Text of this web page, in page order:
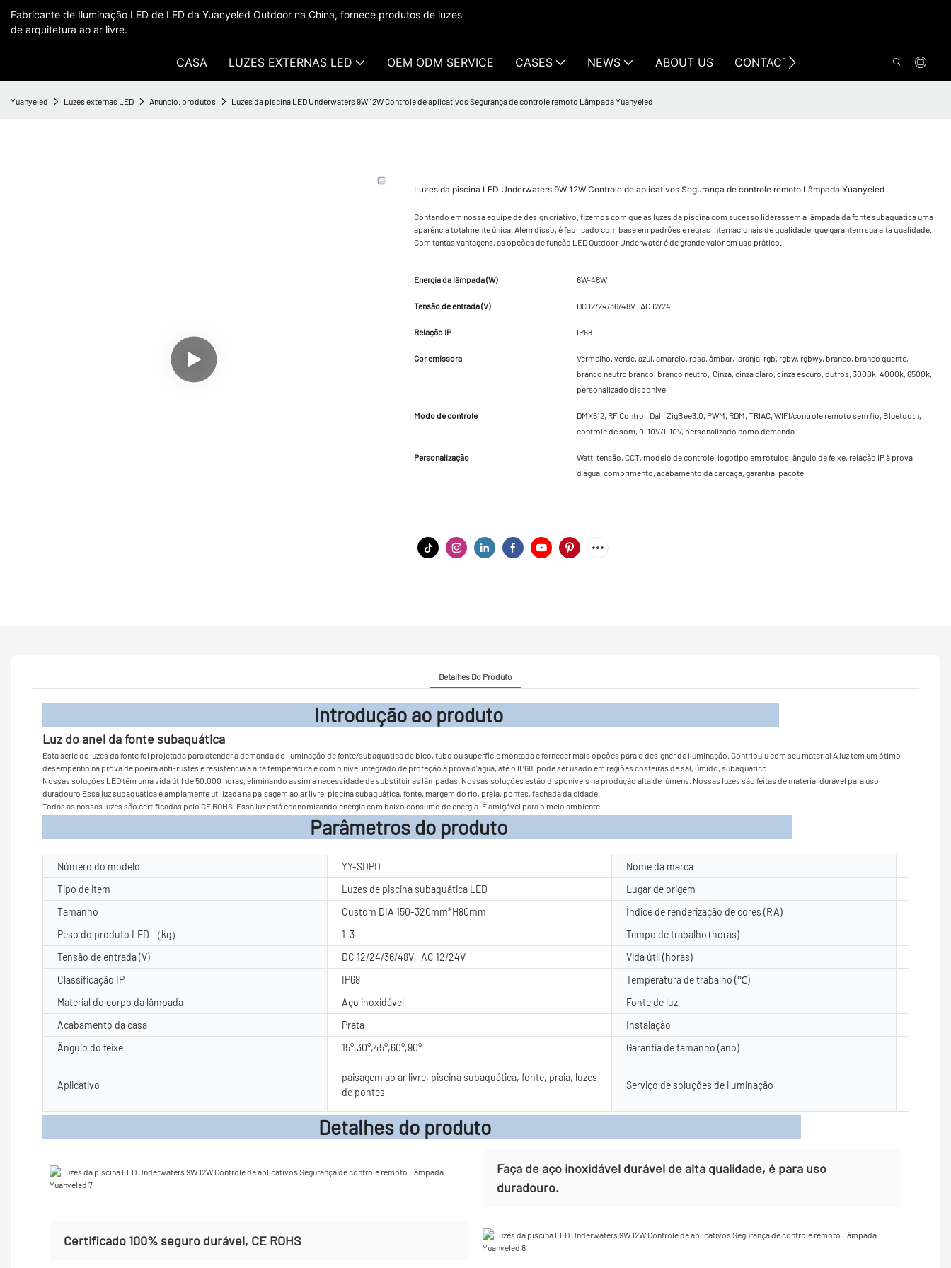
Fabricante de Iluminação LED de LED da Yuanyeled Outdoor na China, fornece produtos de luzes
de arquitetura ao ar livre.
CASA LUZES EXTERNAS LED OEM ODM SERVICE CASES NEWS ABOUT US CONTACT US
Yuanyeled Luzes externas LED Anúncio. produtos Luzes da piscina LED Underwaters 9W 12W Controle de aplicativos Segurança de controle remoto Lâmpada Yuanyeled
Luzes da piscina LED Underwaters 9W 12W Controle de aplicativos Segurança de controle remoto Lâmpada Yuanyeled
Contando em nossa equipe de design criativo, fizemos com que as luzes da piscina com sucesso liderassem a lâmpada da fonte subaquática uma
aparência totalmente única. Além disso, é fabricado com base em padrões e regras internacionais de qualidade, que garantem sua alta qualidade.
Com tantas vantagens, as opções de função LED Outdoor Underwater é de grande valor em uso prático.
Energia da lâmpada (W) 6W-48W
Tensão de entrada (V) DC 12/24/36/48V , AC 12/24
Relação IP IP68
Cor emissora
Vermelho, verde, azul, amarelo, rosa, âmbar, laranja, rgb, rgbw, rgbwy, branco, branco quente,
branco neutro branco, branco neutro, Cinza, cinza claro, cinza escuro, outros, 3000k, 4000k, 6500k,
personalizado disponível
Modo de controle
DMX512, RF Control, Dali, ZigBee3.0, PWM, RDM, TRIAC, WIFI/controle remoto sem fio, Bluetooth,
controle de som, 0-10V/1-10V, personalizado como demanda
Personalização
Watt, tensão, CCT, modelo de controle, logotipo em rótulos, ângulo de feixe, relação IP à prova
d'água, comprimento, acabamento da carcaça, garantia, pacote
Detalhes Do Produto
Introdução ao produto
Luz do anel da fonte subaquática
Esta série de luzes da fonte foi projetada para atender à demanda de iluminação de fonte/subaquática de bico, tubo ou superfície montada e fornecer mais opções para o designer de iluminação. Contribuiu com seu material A luz tem um ótimo
desempenho na prova de poeira anti-rustes e resistência a alta temperatura e com o nível integrado de proteção à prova d'água, até o IP68, pode ser usado em regiões costeiras de sal, úmido, subaquático.
Nossas soluções LED têm uma vida útil de 50.000 horas, eliminando assim a necessidade de substituir as lâmpadas. Nossas soluções estão disponíveis na produção alta de lúmens. Nossas luzes são feitas de material durável para uso
duradouro Essa luz subaquática é amplamente utilizada na paisagem ao ar livre, piscina subaquática, fonte, margem do rio, praia, pontes, fachada da cidade.
Todas as nossas luzes são certificadas pelo CE ROHS. Essa luz está economizando energia com baixo consumo de energia. É amigável para o meio ambiente.
Parâmetros do produto
Número do modelo YY-SDPD Nome da marca
Tipo de item
Luzes de piscina subaquática LED Lugar de origem
Tamanho
Custom DIA 150-320mm*H80mm Índice de renderização de cores (RA)
Peso do produto LED （kg）
1-3 Tempo de trabalho (horas)
Tensão de entrada (V)
DC 12/24/36/48V , AC 12/24V Vida útil (horas)
Classificação IP
IP68 Temperatura de trabalho (℃)
Material do corpo da lâmpada
Aço inoxidável Fonte de luz
Acabamento da casa
Prata Instalação
Ângulo do feixe
15°,30°,45°,60°,90° Garantia de tamanho (ano)
Aplicativo
paisagem ao ar livre, piscina subaquática, fonte, praia, luzes
de pontes
Serviço de soluções de iluminação
Detalhes do produto
Faça de aço inoxidável durável de alta qualidade, é para uso
duradouro.
Certificado 100% seguro durável, CE ROHS